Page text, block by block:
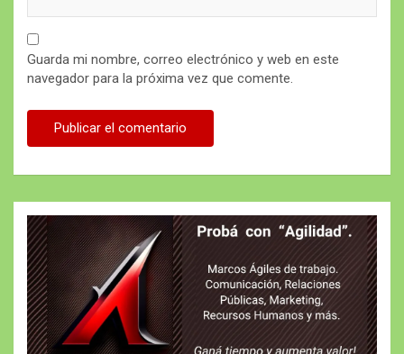
Guarda mi nombre, correo electrónico y web en este
navegador para la próxima vez que comente.